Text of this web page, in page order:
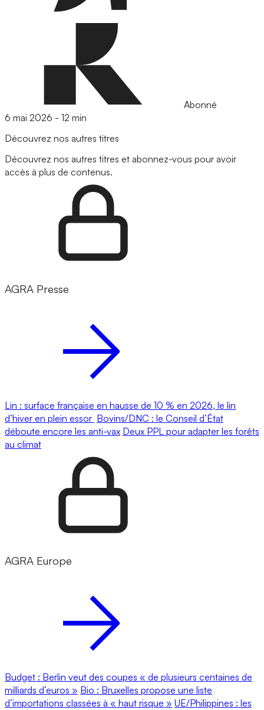
Abonné
6 mai 2026 - 12 min
Découvrez nos autres titres
Découvrez nos autres titres et abonnez-vous pour avoir
accès à plus de contenus.
AGRA Presse
Lin : surface française en hausse de 10 % en 2026, le lin
d’hiver en plein essor Bovins/DNC : le Conseil d’État
déboute encore les anti-vax Deux PPL pour adapter les forêts
au climat
AGRA Europe
Budget : Berlin veut des coupes « de plusieurs centaines de
milliards d’euros » Bio : Bruxelles propose une liste
d’importations classées à « haut risque » UE/Philippines : les